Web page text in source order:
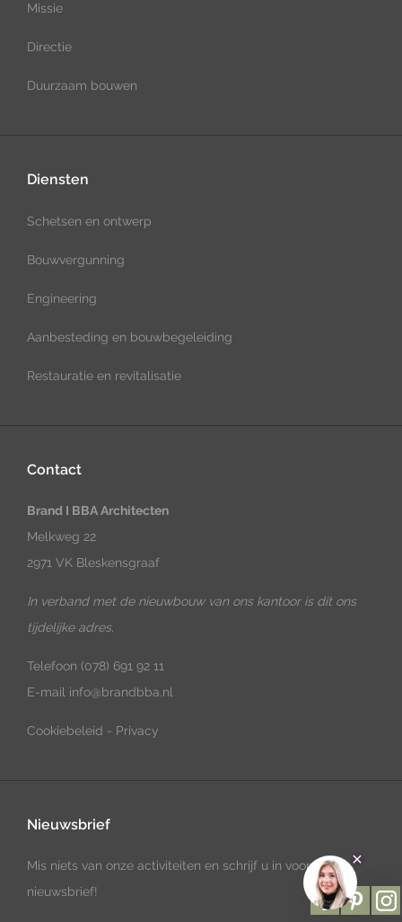
Missie
Directie
Duurzaam bouwen
Diensten
Schetsen en ontwerp
Bouwvergunning
Engineering
Aanbesteding en bouwbegeleiding
Restauratie en revitalisatie
Contact
Brand I BBA Architecten
Melkweg 22
2971 VK Bleskensgraaf
In verband met de nieuwbouw van ons kantoor is dit ons
tijdelijke adres.
Telefoon (078) 691 92 11
E-mail info@brandbba.nl
Cookiebeleid - Privacy
Nieuwsbrief
Mis niets van onze activiteiten en schrijf u in voor onze
nieuwsbrief!